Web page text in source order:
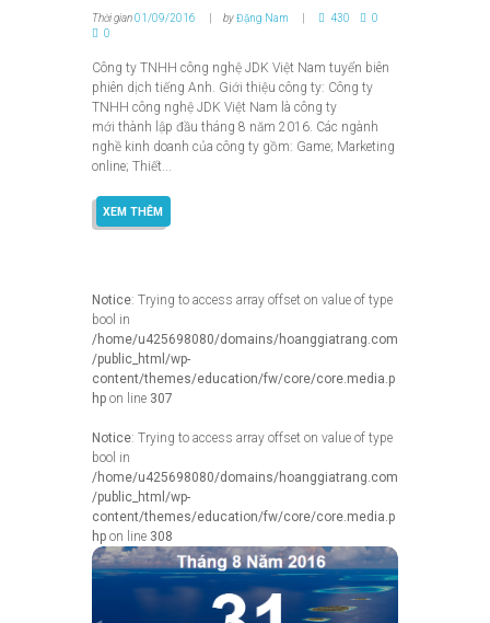
Thời gian01/09/2016 byĐặng Nam 430
0
0
Công ty TNHH công nghệ JDK Việt Nam tuyển biên
phiên dịch tiếng Anh. Giới thiệu công ty: Công ty
TNHH công nghệ JDK Việt Nam là công ty
mới thành lập đầu tháng 8 năm 2016. Các ngành
nghề kinh doanh của công ty gồm: Game; Marketing
online; Thiết...
XEM THÊM
Notice: Trying to access array offset on value of type
bool in
/home/u425698080/domains/hoanggiatrang.com
/public_html/wp-
content/themes/education/fw/core/core.media.p
hp on line 307
Notice: Trying to access array offset on value of type
bool in
/home/u425698080/domains/hoanggiatrang.com
/public_html/wp-
content/themes/education/fw/core/core.media.p
hp on line 308